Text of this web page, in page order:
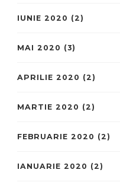
IUNIE 2020 (2)
MAI 2020 (3)
APRILIE 2020 (2)
MARTIE 2020 (2)
FEBRUARIE 2020 (2)
IANUARIE 2020 (2)